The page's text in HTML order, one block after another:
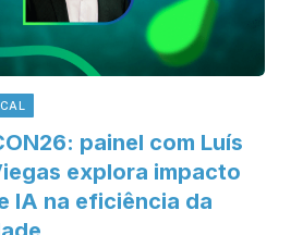
painel com Luís
explora impacto
IA na eficiência da